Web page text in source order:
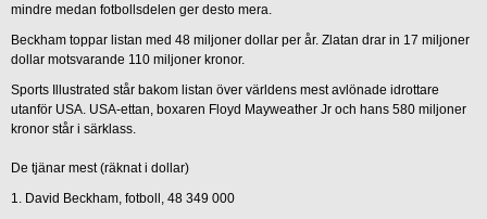
mindre medan fotbollsdelen ger desto mera.
Beckham toppar listan med 48 miljoner dollar per år. Zlatan drar in 17 miljoner
dollar motsvarande 110 miljoner kronor.
Sports Illustrated står bakom listan över världens mest avlönade idrottare
utanför USA. USA-ettan, boxaren Floyd Mayweather Jr och hans 580 miljoner
kronor står i särklass.
De tjänar mest (räknat i dollar)
1. David Beckham, fotboll, 48 349 000